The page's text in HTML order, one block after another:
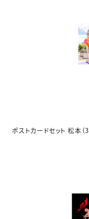
ポストカードセット 松本（